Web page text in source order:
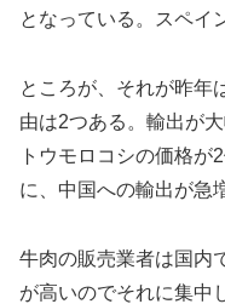
となっている。スペイ
ところが、それが昨年
由は2つある。輸出が
トウモロコシの価格
に、中国への輸出が急
牛肉の販売業者は国内
が高いのでそれに集中